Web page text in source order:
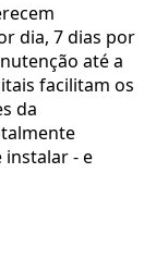
dia, 7 dias por
até a
facilitam os
da
instalar - e